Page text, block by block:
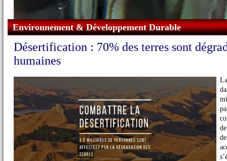
Maroc - Des milliers de poissons meurent par asphyxie au lac de la réserve naturelle de
Environnement & Développement Durable
Désertification : 70% des terres sont
humaines